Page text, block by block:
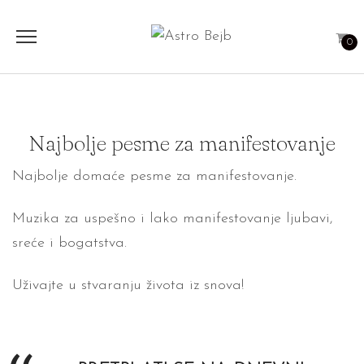
0
Najbolje pesme za manifestovanje
Najbolje domaće pesme za manifestovanje.
Muzika za uspešno i lako manifestovanje ljubavi,
sreće i bogatstva.
Uživajte u stvaranju života iz snova!